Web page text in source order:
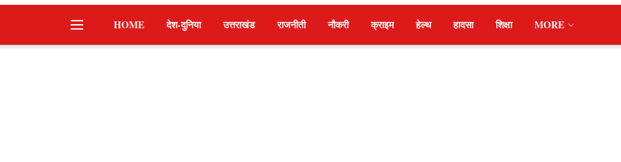
HOME देश-दुनिया उत्तराखंड राजनीती नौकरी क्राइम हेल्थ हादसा शिक्षा MORE